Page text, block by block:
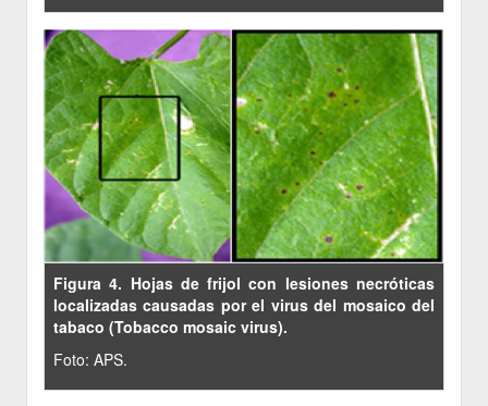
Figura 4. Hojas de frijol con lesiones necróticas
localizadas causadas por el virus del mosaico del
tabaco (Tobacco mosaic virus).
Foto: APS.